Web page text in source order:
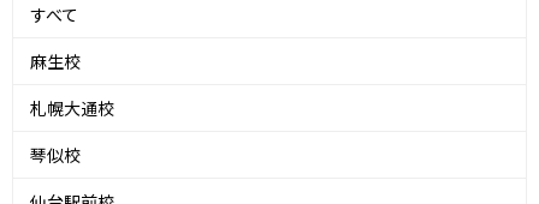
すべて
麻生校
札幌大通校
琴似校